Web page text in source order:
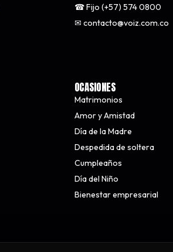
☎ Fijo (+57) 574 0800
✉ contacto@voiz.com.co
OCASIONES
Matrimonios
Amor y Amistad
Día de la Madre
Despedida de soltera
Cumpleaños
Día del Niño
Bienestar empresarial